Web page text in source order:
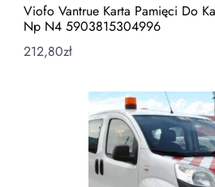
Viofo Vantrue Karta Pamięci Do
Np N4 5903815304996
212,80zł